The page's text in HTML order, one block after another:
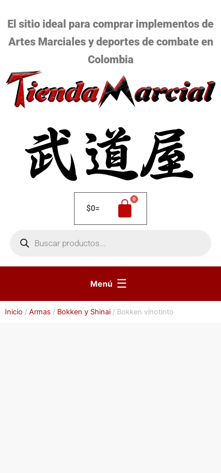
El sitio ideal para comprar implementos de
Artes Marciales y deportes de combate en
Colombia
$0=
productos
Menú ☰
Inicio / Armas / Bokken y Shinai / Bokken vinotinto